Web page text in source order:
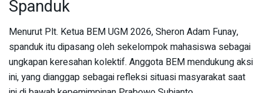
Spanduk
Menurut Plt. Ketua BEM UGM 2026, Sheron Adam Funay,
spanduk itu dipasang oleh sekelompok mahasiswa sebagai
ungkapan keresahan kolektif. Anggota BEM mendukung aksi
ini, yang dianggap sebagai refleksi situasi masyarakat saat